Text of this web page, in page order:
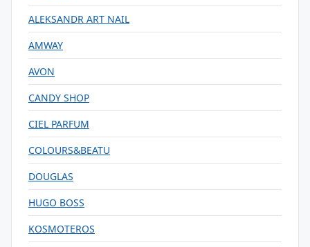
ALEKSANDR ART NAIL
AMWAY
AVON
CANDY SHOP
CIEL PARFUM
COLOURS&BEATU
DOUGLAS
HUGO BOSS
KOSMOTEROS